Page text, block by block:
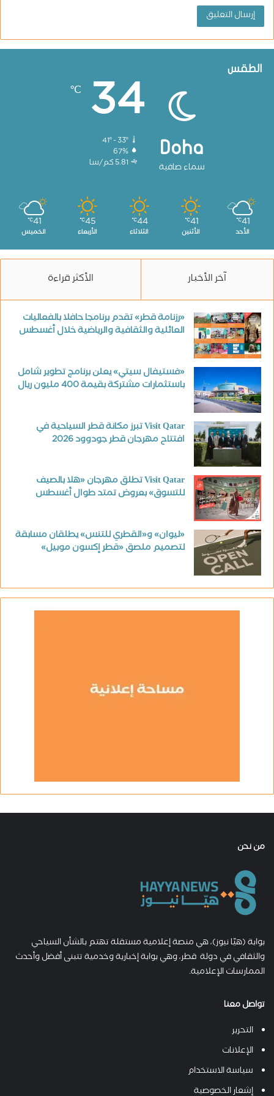
الطقس
Doha
سماء صافية
34
℃
41º - 33º
67%
5.81 كم/سا
41
℃
الأحد
41
℃
الأثنين
44
℃
الثلاثاء
45
℃
الأربعاء
41
℃
الخميس
آخر الأخبار الأكثر قراءة
«رزنامة قطر» تقدم برنامجا حافلا بالفعاليات
العائلية والثقافية والرياضية خلال أغسطس
«فستيفال سيتي» يعلن برنامج تطوير شامل
باستثمارات مشتركة بقيمة 400 مليون ريال
Visit Qatar تبرز مكانة قطر السياحية في
افتتاح مهرجان قطر جودوود 2026
Visit Qatar تطلق مهرجان «هلا بالصيف
للتسوق» بعروض تمتد طوال أغسطس
«ليوان» و«القطري للتنس» يطلقان مسابقة
لتصميم ملصق «قطر إكسون موبيل»
من نحن
بوابة (هيّا نيوز)، هي منصة إعلامية مستقلة تهتم بالشأن السياحي
والثقافي في دولة قطر، وهي بوابة إخبارية وخدمية تتبنى أفضل وأحدث
الممارسات الإعلامية.
تواصل معنا
التحرير
الإعلانات
سياسة الاستخدام
إشعار الخصوصية